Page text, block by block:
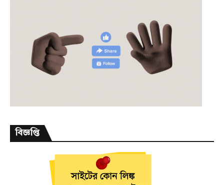
বিজ্ঞপ্তি